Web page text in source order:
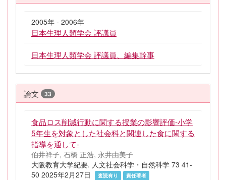
2005年 - 2006年
日本生理人類学会 評議員
日本生理人類学会 評議員、編集幹事
論文 33
食品ロス削減行動に関する授業の影響評価-小学
5年生を対象とした社会科と関連した食に関する
指導を通して-
伯井祥子, 石橋 正浩, 永井由美子
大阪教育大学紀要. 人文社会科学・自然科学 73 41-
50 2025年2月27日
査読有り 責任著者